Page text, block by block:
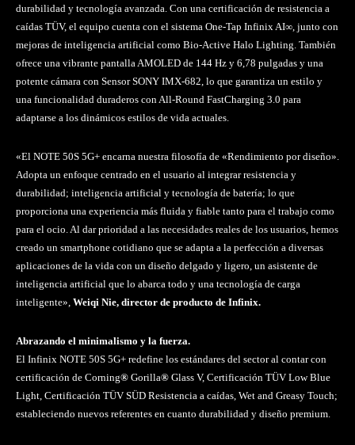
durabilidad y tecnología avanzada. Con una certificación de resistencia a
caídas TÜV, el equipo cuenta con el sistema One-Tap Infinix AI∞, junto con
mejoras de inteligencia artificial como Bio-Active Halo Lighting. También
ofrece una vibrante pantalla AMOLED de 144 Hz y 6,78 pulgadas y una
potente cámara con Sensor SONY IMX-682, lo que garantiza un estilo y
una funcionalidad duraderos con All-Round FastCharging 3.0 para
adaptarse a los dinámicos estilos de vida actuales.
«El NOTE 50S 5G+ encarna nuestra filosofía de «Rendimiento por diseño».
Adopta un enfoque centrado en el usuario al integrar resistencia y
durabilidad; inteligencia artificial y tecnología de batería; lo que
proporciona una experiencia más fluida y fiable tanto para el trabajo como
para el ocio. Al dar prioridad a las necesidades reales de los usuarios, hemos
creado un smartphone cotidiano que se adapta a la perfección a diversas
aplicaciones de la vida con un diseño delgado y ligero, un asistente de
inteligencia artificial que lo abarca todo y una tecnología de carga
inteligente», Weiqi Nie, director de producto de Infinix.
Abrazando el minimalismo y la fuerza.
El Infinix NOTE 50S 5G+ redefine los estándares del sector al contar con
certificación de Corning® Gorilla® Glass V, Certificación TÜV Low Blue
Light, Certificación TÜV SÜD Resistencia a caídas, Wet and Greasy Touch;
estableciendo nuevos referentes en cuanto durabilidad y diseño premium.